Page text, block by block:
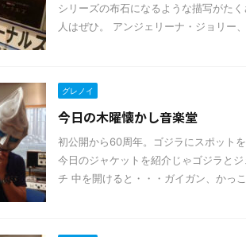
シリーズの布石になるような描写がた
人はぜひ。 アンジェリーナ・ジョリー
グレノイ
今日の木曜懐かし音楽堂
初公開から60周年。ゴジラにスポット
今日のジャケットを紹介じゃゴジラと
チ 中を開けると・・・ガイガン、かっ